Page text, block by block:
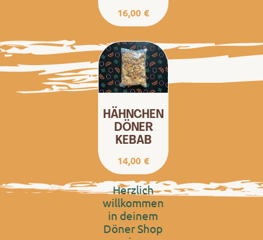
16,00 €
HÄHNCHEN
DÖNER
KEBAB
14,00 €
Herzlich
willkommen
in deinem
Döner Shop